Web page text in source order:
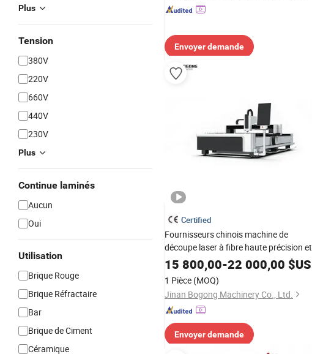
Plus
Tension
380V
220V
660V
440V
230V
Plus
Continue laminés
Aucun
Oui
Utilisation
Brique Rouge
Brique Réfractaire
Bar
Brique de Ciment
Céramique
Envoyer demande
Certified
Fournisseurs chinois machine de
découpe laser à fibre haute précision et
lourde 1000W /1500W/ 2000W /
3000W/4000W
15 800,00-22 000,00 $US
1 Pièce (MOQ)
Jinan Bogong Machinery Co., Ltd.
Envoyer demande